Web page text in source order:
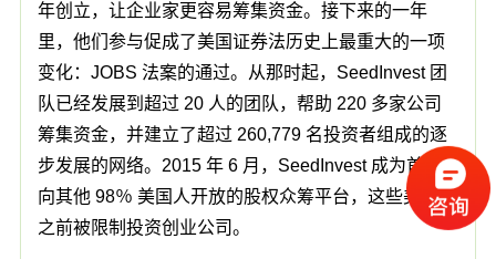
年创立，让企业家更容易筹集资金。接下来的一年
里，他们参与促成了美国证券法历史上最重大的一项
变化：JOBS 法案的通过。从那时起，SeedInvest 团
队已经发展到超过 20 人的团队，帮助 220 多家公司
筹集资金，并建立了超过 260,779 名投资者组成的逐
步发展的网络。2015 年 6 月，SeedInvest 成为首个
向其他 98％ 美国人开放的股权众筹平台，这些美国人
之前被限制投资创业公司。